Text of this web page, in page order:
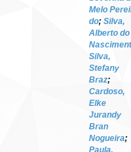
Melo
do; Silva,
Alberto do
Silva,
Stefany
Braz;
Cardoso,
Elke
Jurandy
Bran
Nogueira;
Paula,